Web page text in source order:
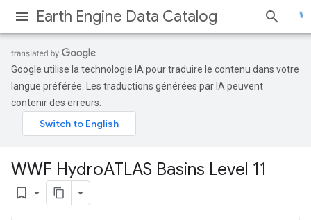
Earth Engine Data Catalog
Google utilise la technologie IA pour traduire le contenu dans votre
langue préférée. Les traductions générées par IA peuvent
contenir des erreurs.
WWF HydroATLAS Basins Level 11
bookmark_border